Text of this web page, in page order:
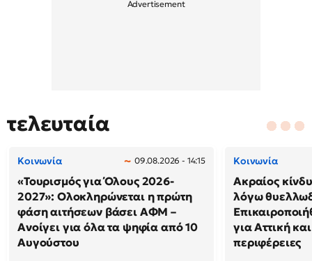
τελευταία
Κοινωνία 09.08.2026 - 14:15
«Τουρισμός για Όλους 2026-
2027»: Ολοκληρώνεται η πρώτη
φάση αιτήσεων βάσει ΑΦΜ –
Ανοίγει για όλα τα ψηφία από 10
Αυγούστου
Κοινωνία
Ακραίος
λόγω
για Αττική
περιφέρειες